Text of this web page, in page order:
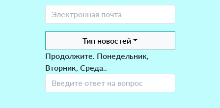
Тип новостей
Продолжите. Понедельник,
Вторник, Среда..